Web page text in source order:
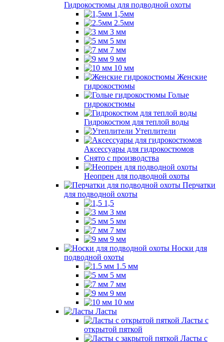
Гидрокостюмы для подводной охоты
1,5мм
2.5мм
3 мм
5 мм
7 мм
9 мм
10 мм
Женские
гидрокостюмы
Голые
гидрокостюмы
Гидрокостюм для теплой воды
Утеплители
Аксессуары для гидрокостюмов
Снято с производства
Неопрен для подводной охоты
Перчатки
для подводной охоты
1,5
3 мм
5 мм
7 мм
9 мм
Носки для
подводной охоты
1.5 мм
5 мм
7 мм
9 мм
10 мм
Ласты
Ласты с
открытой пяткой
Ласты с